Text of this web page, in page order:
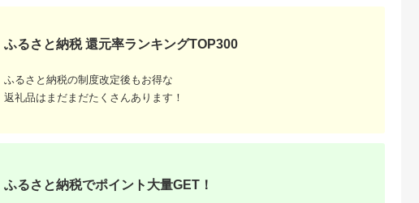
ふるさと納税 還元率ランキングTOP300
ふるさと納税の制度改定後もお得な
返礼品はまだまだたくさんあります！
ふるさと納税でポイント大量GET！